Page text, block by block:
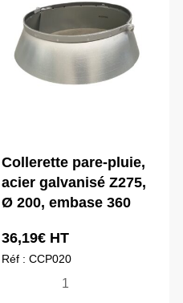
Collerette pare-pluie,
acier galvanisé Z275,
Ø 200, embase 360
36,19€ HT
Réf : CCP020
quantité